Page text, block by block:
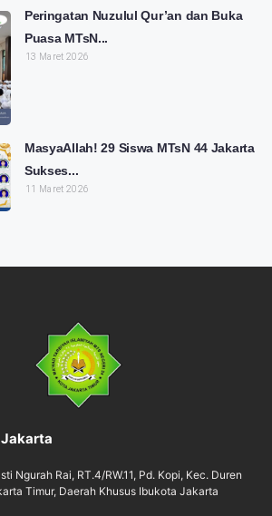
Peringatan Nuzulul Qur’an dan Buka
Puasa MTsN...
13 Maret 2026
MasyaAllah! 29 Siswa MTsN 44 Jakarta
Sukses...
11 Maret 2026
Ngurah Rai, RT.4/RW.11, Pd. Kopi, Kec. Duren
Timur, Daerah Khusus Ibukota Jakarta